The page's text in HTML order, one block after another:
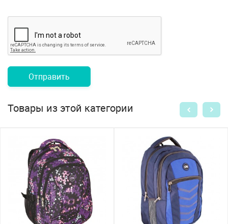
Отправить
Товары из этой категории